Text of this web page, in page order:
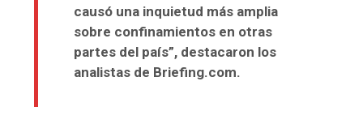
causó una inquietud más amplia
sobre confinamientos en otras
partes del país”, destacaron los
analistas de Briefing.com.